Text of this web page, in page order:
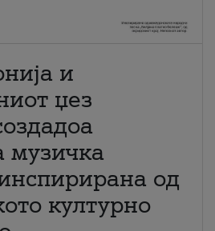
и
џез
музичка
од
културно